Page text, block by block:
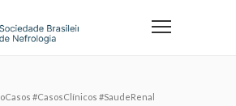
#CasosClínicos #SaudeRenal